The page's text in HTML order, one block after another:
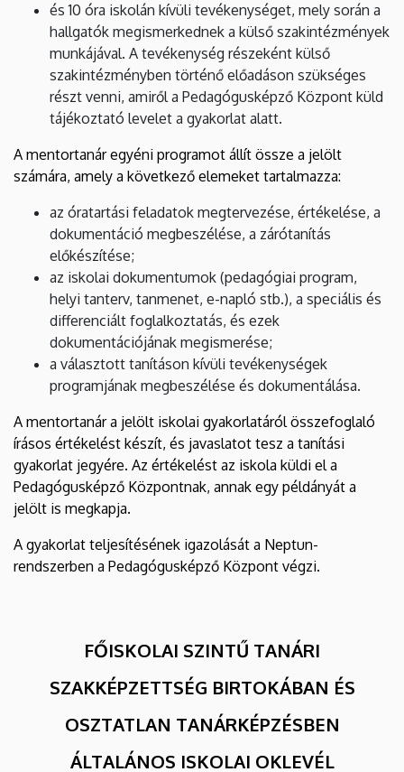
és 10 óra iskolán kívüli tevékenységet, mely során a
hallgatók megismerkednek a külső szakintézmények
munkájával. A tevékenység részeként külső
szakintézményben történő előadáson szükséges
részt venni, amiről a Pedagógusképző Központ küld
tájékoztató levelet a gyakorlat alatt.
A mentortanár egyéni programot állít össze a jelölt
számára, amely a következő elemeket tartalmazza:
az óratartási feladatok megtervezése, értékelése, a
dokumentáció megbeszélése, a zárótanítás
előkészítése;
az iskolai dokumentumok (pedagógiai program,
helyi tanterv, tanmenet, e-napló stb.), a speciális és
differenciált foglalkoztatás, és ezek
dokumentációjának megismerése;
a választott tanításon kívüli tevékenységek
programjának megbeszélése és dokumentálása.
A mentortanár a jelölt iskolai gyakorlatáról összefoglaló
írásos értékelést készít, és javaslatot tesz a tanítási
gyakorlat jegyére. Az értékelést az iskola küldi el a
Pedagógusképző Központnak, annak egy példányát a
jelölt is megkapja.
A gyakorlat teljesítésének igazolását a Neptun-
rendszerben a Pedagógusképző Központ végzi.
FŐISKOLAI SZINTŰ TANÁRI
SZAKKÉPZETTSÉG BIRTOKÁBAN ÉS
OSZTATLAN TANÁRKÉPZÉSBEN
ÁLTALÁNOS ISKOLAI OKLEVÉL